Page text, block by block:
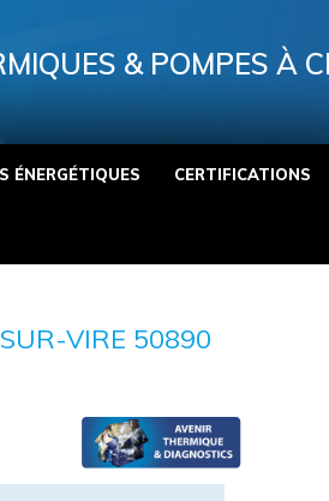
& POMPES À
ÉNERGÉTIQUES CERTIFICATIONS
VIRE 50890